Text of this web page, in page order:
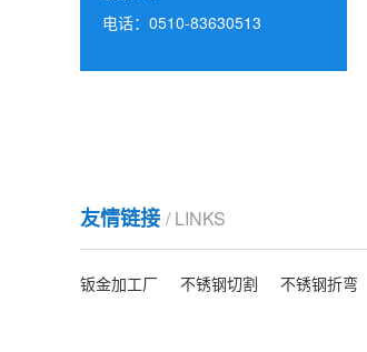
电话：0510-83630513
友情链接 / LINKS
钣金加工厂 不锈钢切割 不锈钢折弯